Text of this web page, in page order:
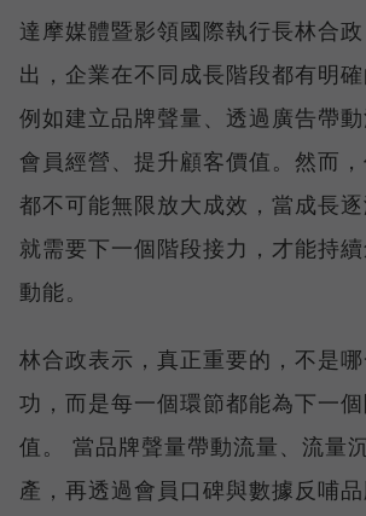
達摩媒體暨影領國際執行長林合
出，企業在不同成長階段都有明確
例如建立品牌聲量、透過廣告帶
會員經營、提升顧客價值。然而
都不可能無限放大成效，當成長逐
就需要下一個階段接力，才能持
動能。
林合政表示，真正重要的，不是
功，而是每一個環節都能為下一
值。 當品牌聲量帶動流量、流量
產，再透過會員口碑與數據反哺